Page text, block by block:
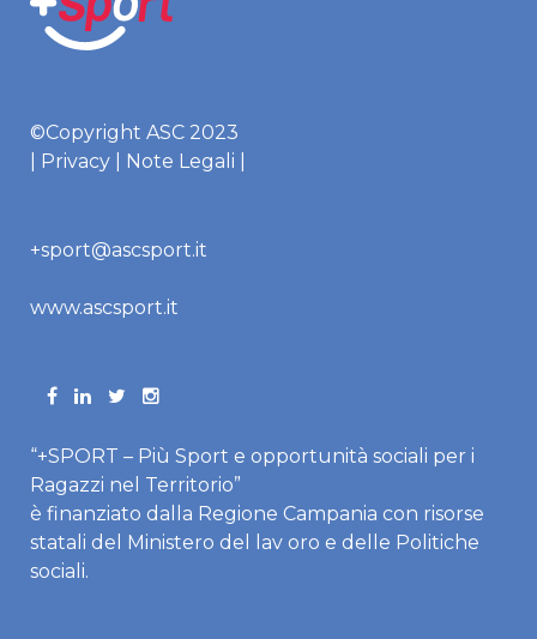
©Copyright ASC 2023
Privacy Note Legali
+sport@ascsport.it
www.ascsport.it
“+SPORT – Più Sport e opportunità sociali per i
Ragazzi nel Territorio”
è finanziato dalla Regione Campania con risorse
statali del Ministero del lav oro e delle Politiche
sociali.